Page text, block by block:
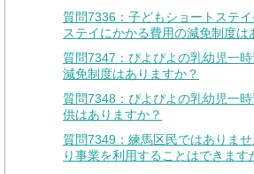
質問7336：子どもショートステ
ステイにかかる費用の減免制度は
質問7347：ぴよぴよの乳幼児一
減免制度はありますか？
質問7348：ぴよぴよの乳幼児一
供はありますか？
質問7349：練馬区民ではありま
り事業を利用することはできます